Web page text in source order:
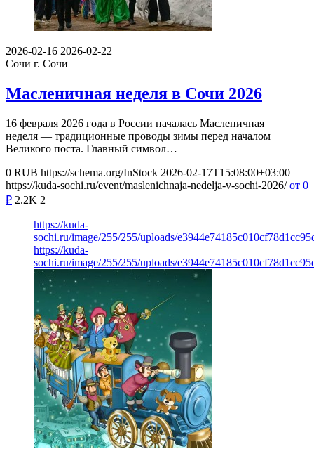
2026-02-16 2026-02-22
Сочи г. Сочи
Масленичная неделя в Сочи 2026
16 февраля 2026 года в России началась Масленичная
неделя — традиционные проводы зимы перед началом
Великого поста. Главный символ…
0 RUB https://schema.org/InStock 2026-02-17T15:08:00+03:00
https://kuda-sochi.ru/event/maslenichnaja-nedelja-v-sochi-2026/ от 0
₽ 2.2K 2
https://kuda-
sochi.ru/image/255/255/uploads/
https://kuda-
sochi.ru/image/255/255/uploads/